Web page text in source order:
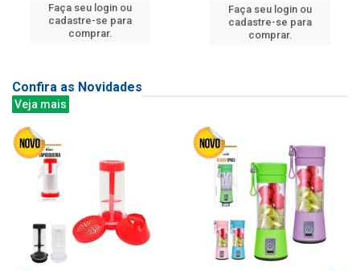
Faça seu login ou
cadastre-se para
comprar.
Faça seu login ou
cadastre-se para
comprar.
Confira as Novidades
Veja mais